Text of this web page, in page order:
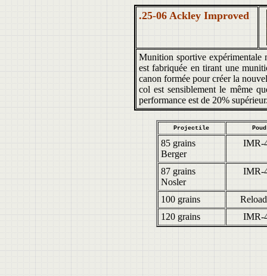
.25-06 Ackley Improved
Munition sportive
est fabriquée en tirant une
canon formée pour créer la
col est sensiblement le même
performance est de 20%
Projectile
85 grains
Berger
IMR-
87 grains
Nosler
IMR-
100 grains
120 grains
IMR-